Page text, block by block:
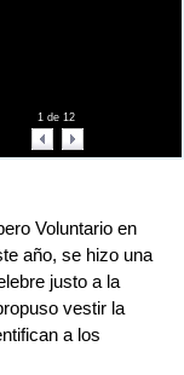
1 de12
Voluntario en
año, se hizo una
justo a la
vestir la
a los